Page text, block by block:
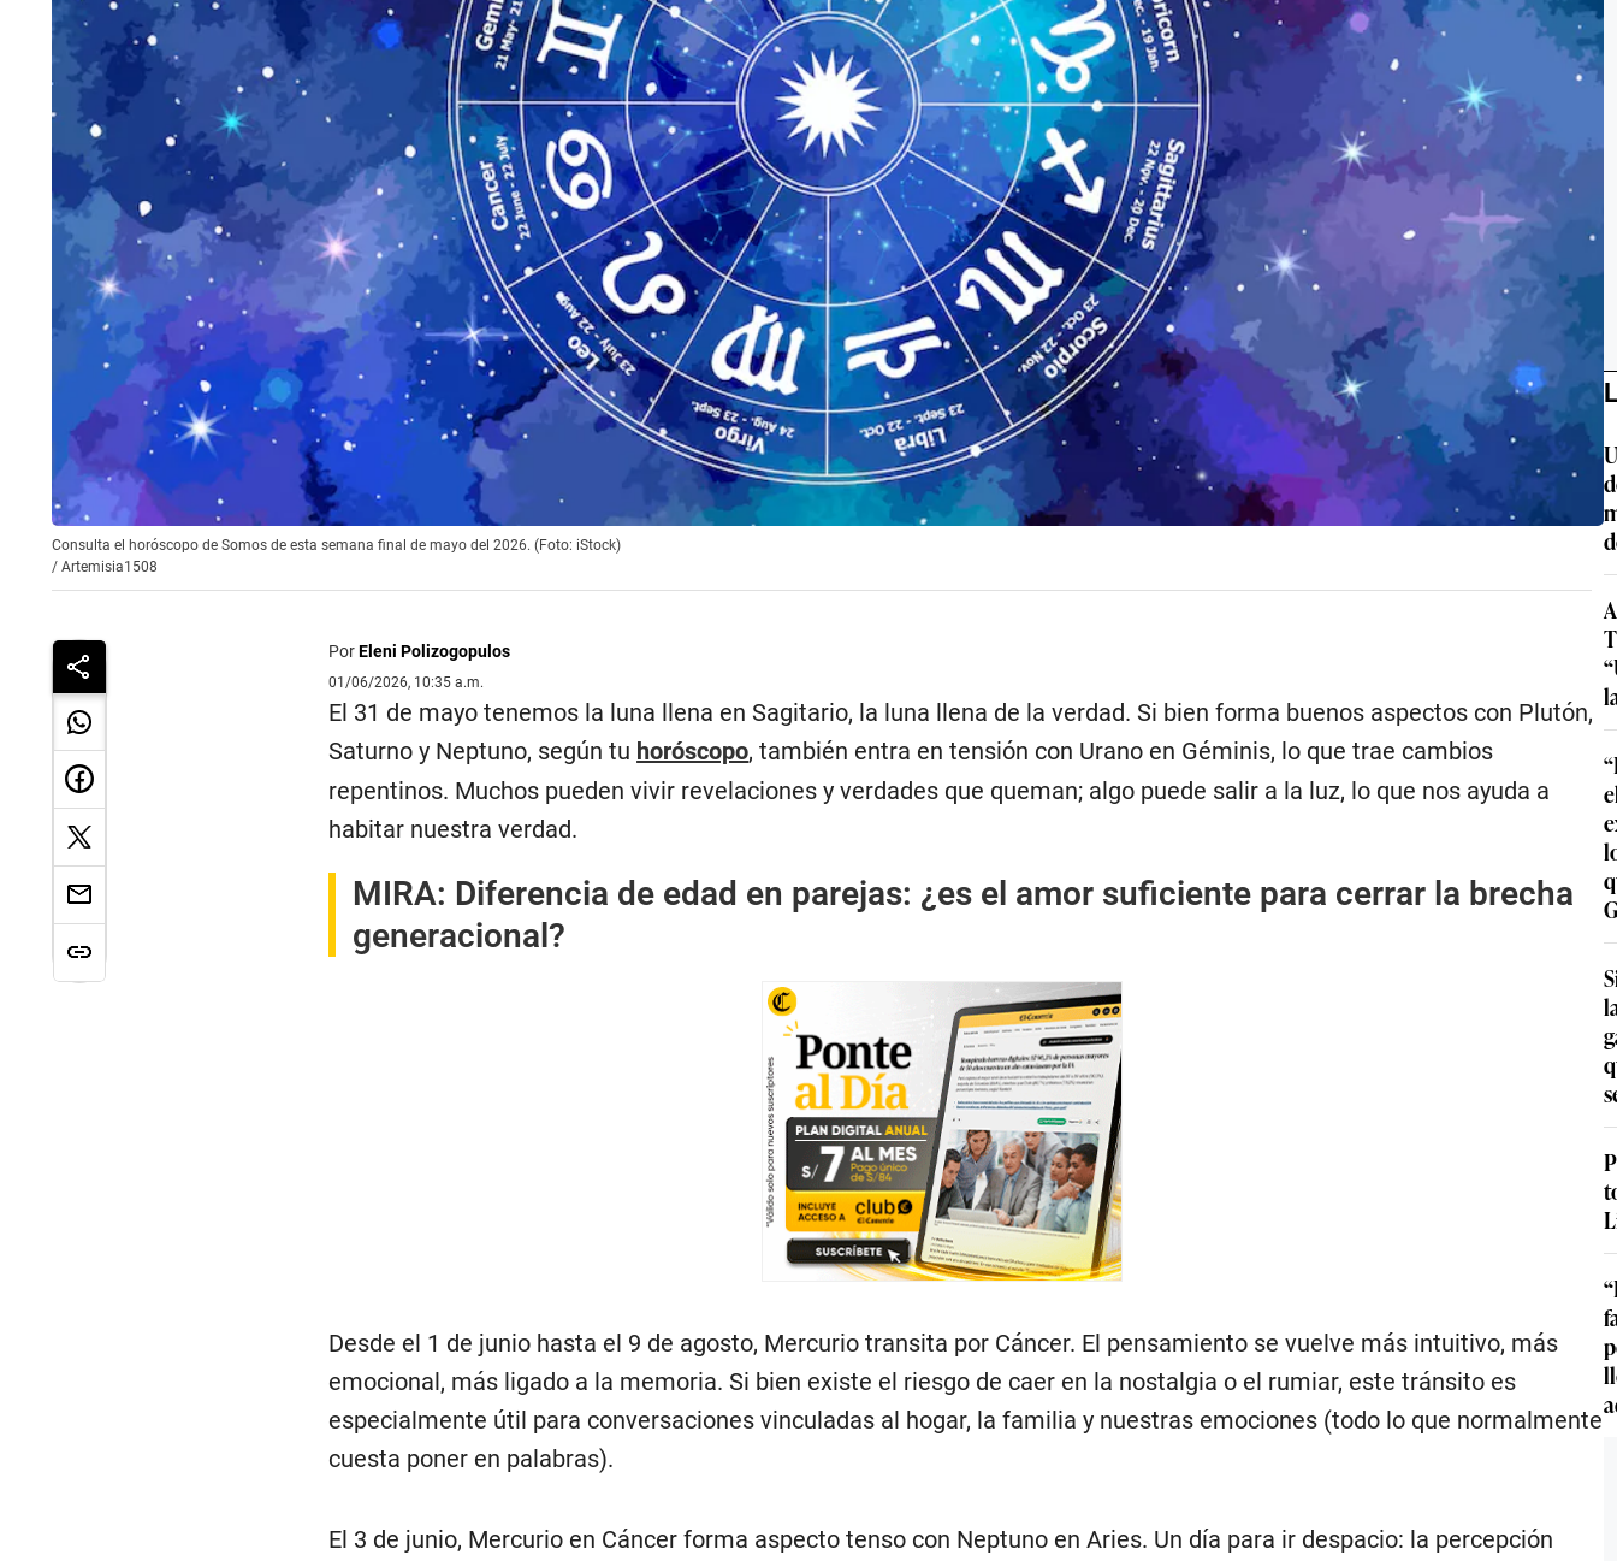
Consulta el horóscopo de Somos de esta semana final de mayo del 2026. (Foto: iStock)
/ Artemisia1508
PorEleni Polizogopulos
01/06/2026, 10:35 a.m.
El 31 de mayo tenemos la luna llena en Sagitario, la luna llena de la verdad. Si bien forma buenos aspectos con Plutón,
Saturno y Neptuno, según tu horóscopo, también entra en tensión con Urano en Géminis, lo que trae cambios
repentinos. Muchos pueden vivir revelaciones y verdades que queman; algo puede salir a la luz, lo que nos ayuda a
habitar nuestra verdad.
MIRA: Diferencia de edad en parejas: ¿es el amor suficiente para cerrar la brecha
generacional?
Desde el 1 de junio hasta el 9 de agosto, Mercurio transita por Cáncer. El pensamiento se vuelve más intuitivo, más
emocional, más ligado a la memoria. Si bien existe el riesgo de caer en la nostalgia o el rumiar, este tránsito es
especialmente útil para conversaciones vinculadas al hogar, la familia y nuestras emociones (todo lo que normalmente
cuesta poner en palabras).
El 3 de junio, Mercurio en Cáncer forma aspecto tenso con Neptuno en Aries. Un día para ir despacio: la percepción